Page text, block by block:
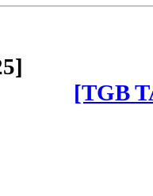
[TGB